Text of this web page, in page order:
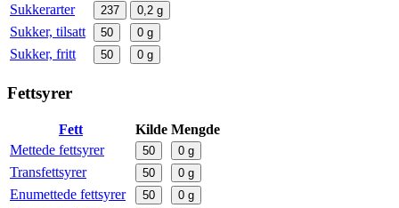
Sukkerarter 237 0,2 g
Sukker, tilsatt 50 0 g
Sukker, fritt 50 0 g
Fettsyrer
Fett Kilde Mengde
Mettede fettsyrer
50 0 g
Transfettsyrer 50 0 g
Enumettede fettsyrer 50 0 g